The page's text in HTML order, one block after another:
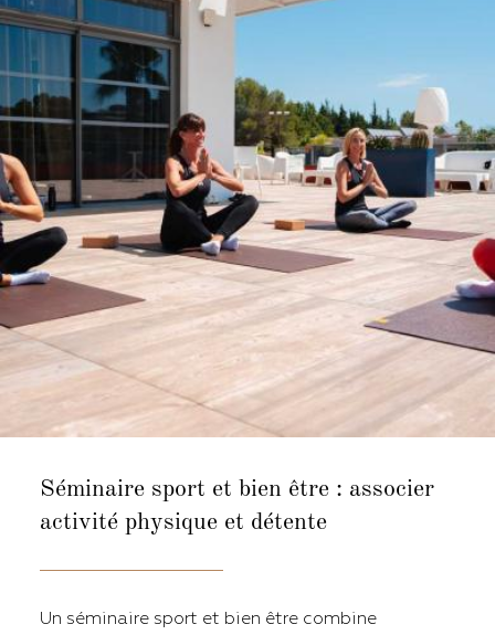
Séminaire sport et bien être : associer
activité physique et détente
Un séminaire sport et bien être combine